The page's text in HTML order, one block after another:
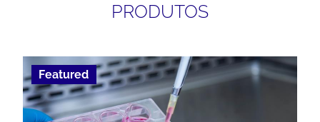
PRODUTOS
Featured